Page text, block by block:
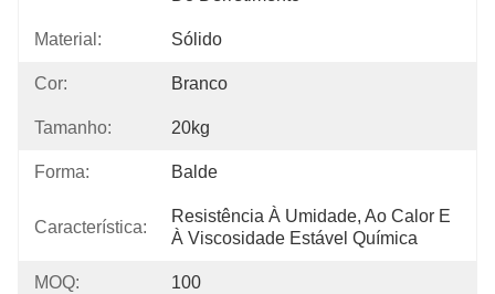
Material: Sólido
Cor: Branco
Tamanho: 20kg
Forma: Balde
Característica:
Resistência À Umidade, Ao Calor E
À Viscosidade Estável Química
MOQ: 100